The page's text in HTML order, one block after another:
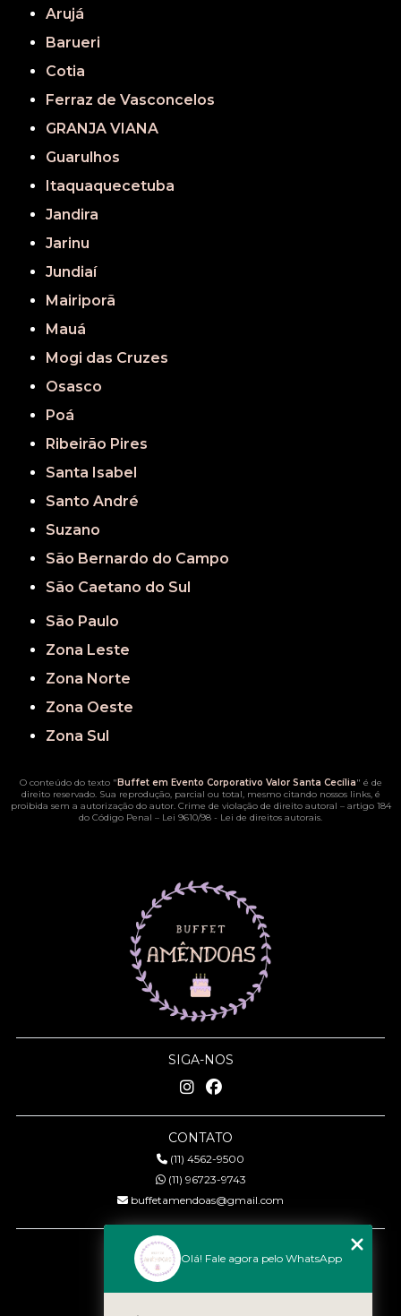
Arujá
Barueri
Cotia
Ferraz de Vasconcelos
GRANJA VIANA
Guarulhos
Itaquaquecetuba
Jandira
Jarinu
Jundiaí
Mairiporã
Mauá
Mogi das Cruzes
Osasco
Poá
Ribeirão Pires
Santa Isabel
Santo André
Suzano
São Bernardo do Campo
São Caetano do Sul
São Paulo
Zona Leste
Zona Norte
Zona Oeste
Zona Sul
O conteúdo do texto " Buffet em Evento Corporativo Valor Santa Cecília" é de
direito reservado. Sua reprodução, parcial ou total, mesmo citando nossos links, é
proibida sem a autorização do autor. Crime de violação de direito autoral – artigo 184
do Código Penal – Lei 9610/98 - Lei de direitos autorais.
SIGA-NOS
CONTATO
(11) 4562-9500
(11) 96723-9743
buffetamendoas@gmail.com
MENU
Quem somos
Olá! Fale agora pelo WhatsApp